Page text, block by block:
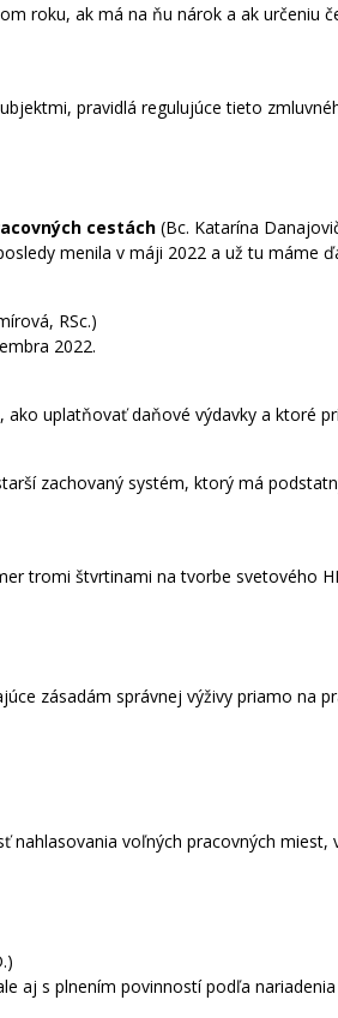
roku, ak má na ňu nárok a ak určeniu
pravidlá regulujúce tieto
cestách (Bc. Katarína
menila v máji 2022 a už tu máme
RSc.)
2022.
uplatňovať daňové výdavky a ktoré
zachovaný systém, ktorý má
tromi štvrtinami na tvorbe svetového
zásadám správnej výživy priamo na
voľných pracovných
aj s plnením povinností podľa nariadenia